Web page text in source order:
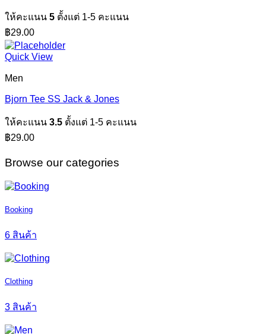
ให้คะแนน 5 ตั้งแต่ 1-5 คะแนน
฿29.00
Quick View
Men
Bjorn Tee SS Jack & Jones
ให้คะแนน 3.5 ตั้งแต่ 1-5 คะแนน
฿29.00
Browse our categories
Booking
6 สินค้า
Clothing
3 สินค้า